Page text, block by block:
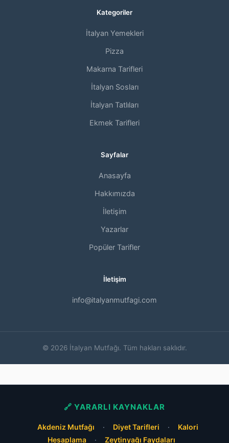
Kategoriler
İtalyan Yemekleri
Pizza
Makarna Tarifleri
İtalyan Sosları
İtalyan Tatlıları
Ekmek Tarifleri
Sayfalar
Anasayfa
Hakkımızda
İletişim
Yazarlar
Popüler Tarifler
İletişim
info@italyanmutfagi.com
© 2026 İtalyan Mutfağı. Tüm hakları saklıdır.
🔗 YARARLI KAYNAKLAR
Akdeniz Mutfağı · Diyet Tarifleri ·
Kalori
Hesaplama
· Zeytinyağı Faydaları